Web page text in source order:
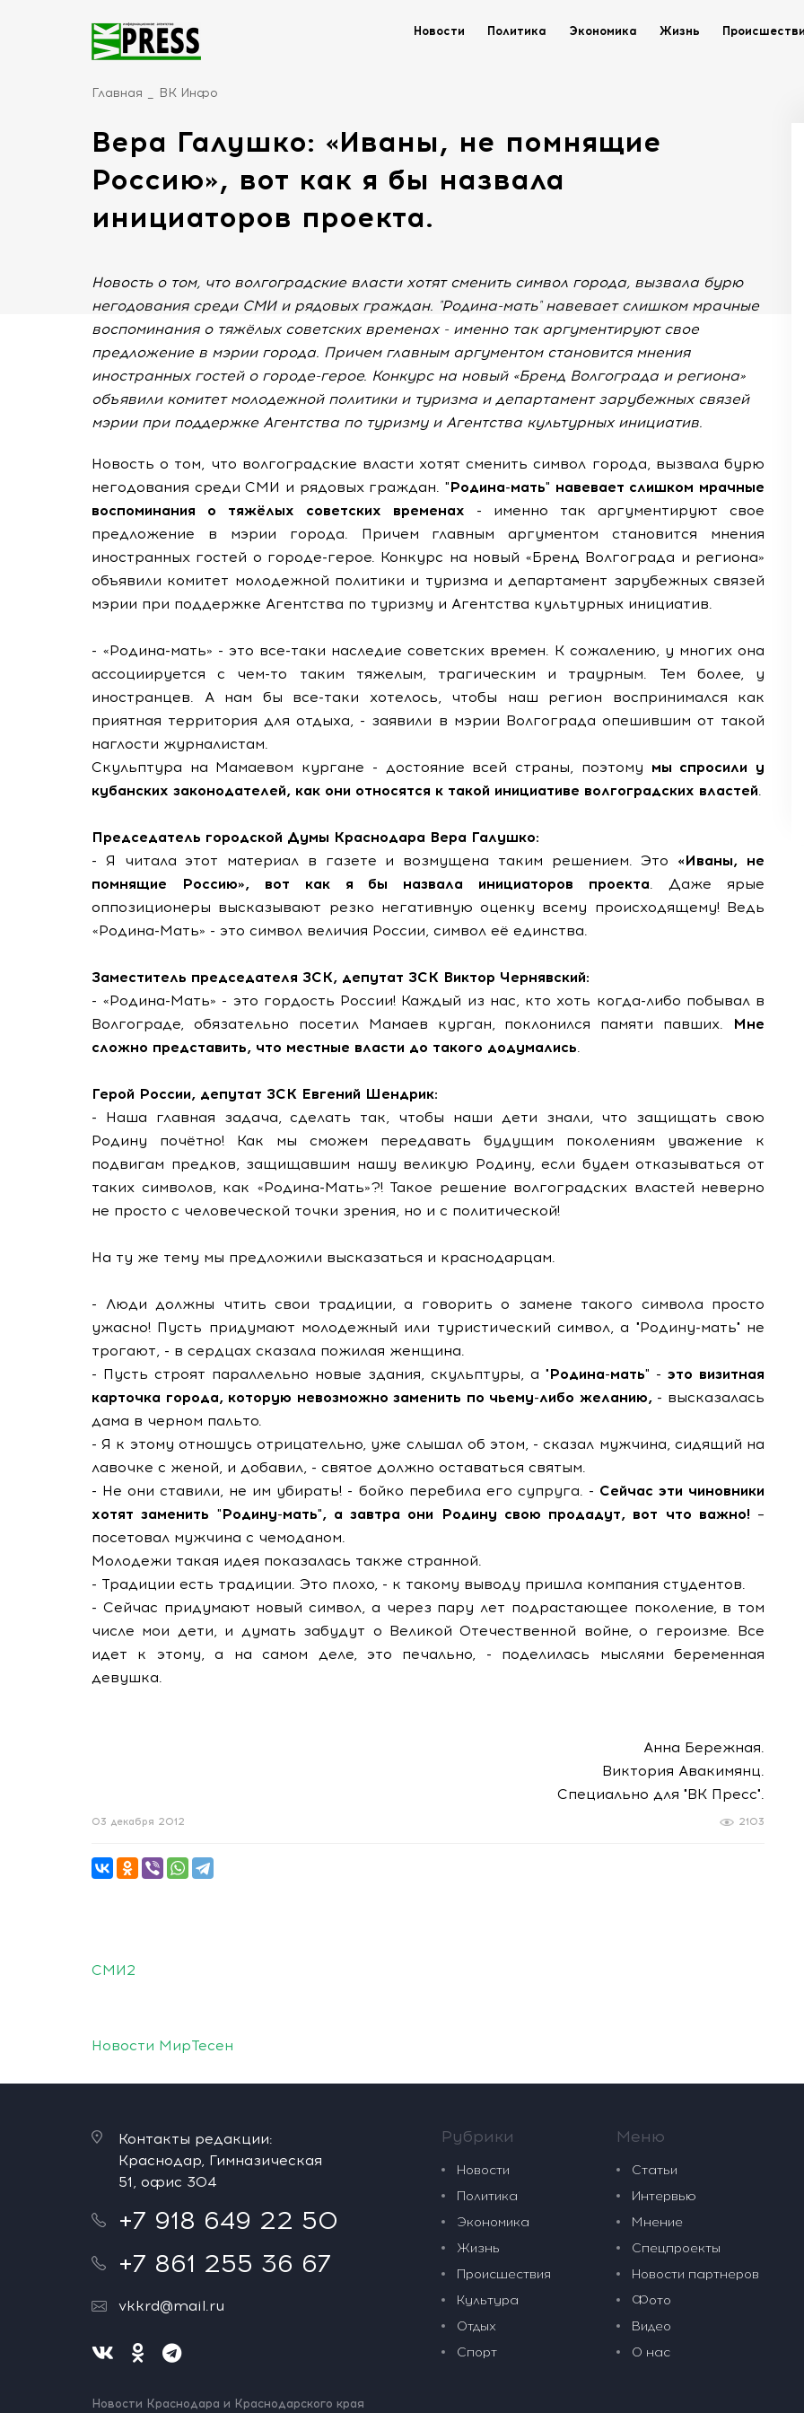
Новости Политика Экономика Жизнь
Главная ВК Инфо
Вера Галушко: «Иваны, не помнящие
Россию», вот как я бы назвала
инициаторов проекта.
Новость о том, что волгоградские власти хотят сменить символ города, вызвала бурю
негодования среди СМИ и рядовых граждан. "Родина-мать" навевает слишком мрачные
воспоминания о тяжёлых советских временах - именно так аргументируют свое
предложение в мэрии города. Причем главным аргументом становится мнения
иностранных гостей о городе-герое. Конкурс на новый «Бренд Волгограда и региона»
объявили комитет молодежной политики и туризма и департамент зарубежных связей
мэрии при поддержке Агентства по туризму и Агентства культурных инициатив.
Новость о том, что волгоградские власти хотят сменить символ города, вызвала бурю
негодования среди СМИ и рядовых граждан. "Родина-мать" навевает слишком мрачные
воспоминания о тяжёлых советских временах - именно так аргументируют свое
предложение в мэрии города. Причем главным аргументом становится мнения
иностранных гостей о городе-герое. Конкурс на новый «Бренд Волгограда и региона»
объявили комитет молодежной политики и туризма и департамент зарубежных связей
мэрии при поддержке Агентства по туризму и Агентства культурных инициатив.
- «Родина-мать» - это все-таки наследие советских времен. К сожалению, у многих она
ассоциируется с чем-то таким тяжелым, трагическим и траурным. Тем более, у
иностранцев. А нам бы все-таки хотелось, чтобы наш регион воспринимался как
приятная территория для отдыха, - заявили в мэрии Волгограда опешившим от такой
наглости журналистам.
Скульптура на Мамаевом кургане - достояние всей страны, поэтому мы спросили у
кубанских законодателей, как они относятся к такой инициативе волгоградских властей.
Председатель городской Думы Краснодара Вера Галушко:
- Я читала этот материал в газете и возмущена таким решением. Это «Иваны, не
помнящие Россию», вот как я бы назвала инициаторов проекта. Даже ярые
оппозиционеры высказывают резко негативную оценку всему происходящему! Ведь
«Родина-Мать» - это символ величия России, символ её единства.
Заместитель председателя ЗСК, депутат ЗСК Виктор Чернявский:
- «Родина-Мать» - это гордость России! Каждый из нас, кто хоть когда-либо побывал в
Волгограде, обязательно посетил Мамаев курган, поклонился памяти павших.
Мне
сложно представить, что местные власти до такого додумались.
Герой России, депутат ЗСК Евгений Шендрик:
- Наша главная задача, сделать так, чтобы наши дети знали, что защищать свою
Родину почётно! Как мы сможем передавать будущим поколениям уважение к
подвигам предков, защищавшим нашу великую Родину, если будем отказываться от
таких символов, как «Родина-Мать»?! Такое решение волгоградских властей неверно
не просто с человеческой точки зрения, но и с политической!
На ту же тему мы предложили высказаться и краснодарцам.
- Люди должны чтить свои традиции, а говорить о замене такого символа просто
ужасно! Пусть придумают молодежный или туристический символ, а "Родину-мать" не
трогают, - в сердцах сказала пожилая женщина.
- Пусть строят параллельно новые здания, скульптуры, а "Родина-мать" - это визитная
карточка города, которую невозможно заменить по чьему-либо желанию,- высказалась
дама в черном пальто.
- Я к этому отношусь отрицательно, уже слышал об этом, - сказал мужчина, сидящий на
лавочке с женой, и добавил, - святое должно оставаться святым.
- Не они ставили, не им убирать! - бойко перебила его супруга. - Сейчас эти чиновники
хотят заменить "Родину-мать", а завтра они Родину свою продадут, вот что важно! –
посетовал мужчина с чемоданом.
Молодежи такая идея показалась также странной.
- Традиции есть традиции. Это плохо, - к такому выводу пришла компания студентов.
- Сейчас придумают новый символ, а через пару лет подрастающее поколение, в том
числе мои дети, и думать забудут о Великой Отечественной войне, о героизме. Все
идет к этому, а на самом деле, это печально, - поделилась мыслями беременная
девушка.
Анна Бережная.
Виктория Авакимянц.
Специально для "ВК Пресс".
2103
03 декабря 2012
СМИ2
Новости МирТесен
Контакты редакции:
Краснодар, Гимназическая
51, офис 304
+7 918 649 22 50
+7 861 255 36 67
vkkrd@mail.ru
Новости Краснодара и Краснодарского края
Рубрики
Новости
Политика
Экономика
Жизнь
Происшествия
Культура
Отдых
Спорт
Меню
Статьи
Интервью
Мнение
Спецпроекты
Новости партнеров
Фото
Видео
О нас